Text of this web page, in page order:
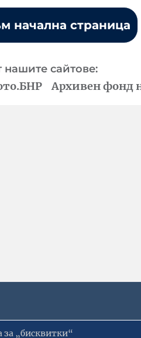
начална страница
сайтове:
Архивен фонд
„бисквитки“